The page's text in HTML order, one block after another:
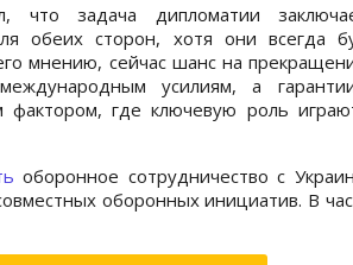
что задача дипломатии
обеих сторон, хотя они всегда
мнению, сейчас шанс на
усилиям, а
где ключевую роль
оборонное сотрудничество с
оборонных инициатив. В